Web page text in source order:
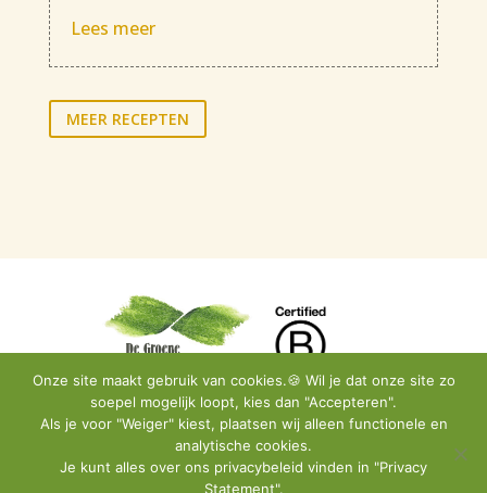
Lees meer
MEER RECEPTEN
•Instagram •Facebook
Onze site maakt gebruik van cookies.🍪 Wil je dat onze site zo
soepel mogelijk loopt, kies dan "Accepteren".
Als je voor "Weiger" kiest, plaatsen wij alleen functionele en
analytische cookies.
Je kunt alles over ons privacybeleid vinden in "Privacy
Statement".